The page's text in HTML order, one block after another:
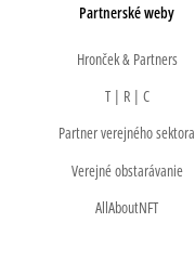
Partnerské weby
Hronček & Partners
T | R | C
Partner verejného sektora
Verejné obstarávanie
AllAboutNFT